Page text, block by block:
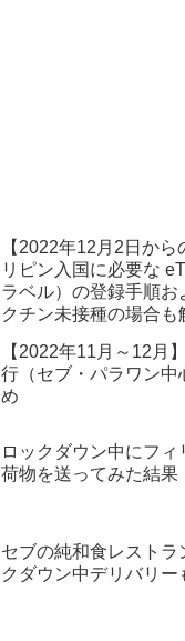
【2022年12月2日から
リピン入国に必要な
ラベル）の登録手順お
クチン未接種の場合も
【2022年11月～12月
行（セブ・パラワン中
め
ロックダウン中にフ
荷物を送ってみた結果
セブの純和食レストラ
クダウン中デリバリー